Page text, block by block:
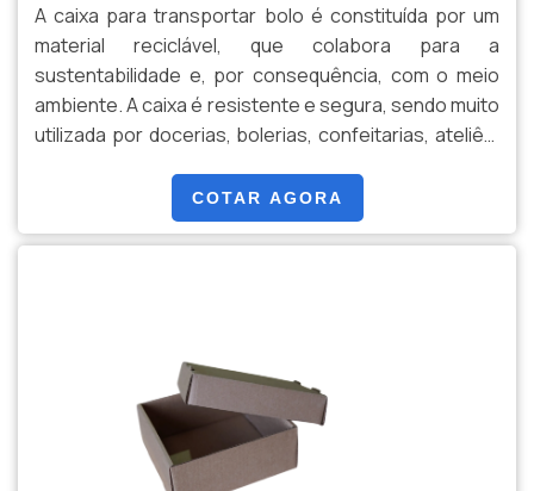
A caixa para transportar bolo é constituída por um
material reciclável, que colabora para a
sustentabilidade e, por consequência, com o meio
ambiente. A caixa é resistente e segura, sendo muito
utilizada por docerias, bolerias, confeitarias, ateliês,
ela pode conter diversos tamanhos, que podem ser
escolhidos pelo contratante. Também pode ser
muito útil para a organização de doces e bolos,
COTAR AGORA